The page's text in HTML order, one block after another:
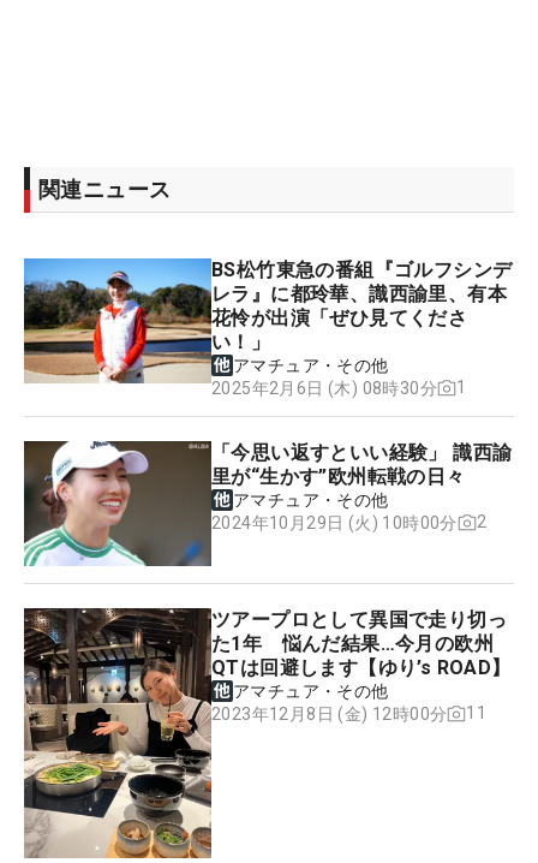
関連ニュース
BS松竹東急の番組『ゴルフシンデ
レラ』に都玲華、識西諭里、有本
花怜が出演「ぜひ見てくださ
い！」
アマチュア・その他
2025年2月6日 (木) 08時30分
1
「今思い返すといい経験」 識西諭
里が“生かす”欧州転戦の日々
アマチュア・その他
2024年10月29日 (火) 10時00分
2
ツアープロとして異国で走り切っ
た1年 悩んだ結果…今月の欧州
QTは回避します【ゆり’s ROAD】
アマチュア・その他
2023年12月8日 (金) 12時00分
11